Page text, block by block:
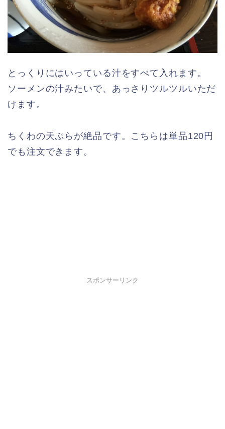
とっくりにはいっている汁をすべて入れます。
ソーメンの汁みたいで、あっさりツルツルいただ
けます。
ちくわの天ぷらが絶品です。こちらは単品120円
でも注文できます。
スポンサーリンク